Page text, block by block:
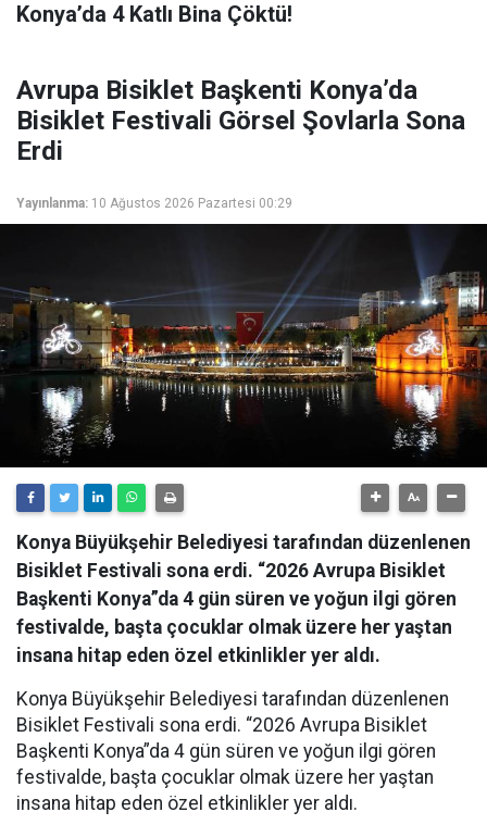
Konya’da 4 Katlı Bina Çöktü!
Avrupa Bisiklet Başkenti Konya’da
Bisiklet Festivali Görsel Şovlarla Sona
Erdi
Yayınlanma: 10 Ağustos 2026 Pazartesi 00:29
Konya Büyükşehir Belediyesi tarafından düzenlenen
Bisiklet Festivali sona erdi. “2026 Avrupa Bisiklet
Başkenti Konya”da 4 gün süren ve yoğun ilgi gören
festivalde, başta çocuklar olmak üzere her yaştan
insana hitap eden özel etkinlikler yer aldı.
Konya Büyükşehir Belediyesi tarafından düzenlenen
Bisiklet Festivali sona erdi. “2026 Avrupa Bisiklet
Başkenti Konya”da 4 gün süren ve yoğun ilgi gören
festivalde, başta çocuklar olmak üzere her yaştan
insana hitap eden özel etkinlikler yer aldı.